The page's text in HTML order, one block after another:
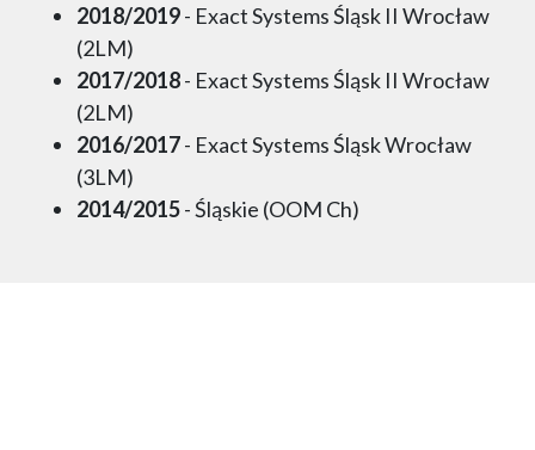
2018/2019- Exact Systems Śląsk II Wrocław
(2LM)
2017/2018- Exact Systems Śląsk II Wrocław
(2LM)
2016/2017- Exact Systems Śląsk Wrocław
(3LM)
2014/2015- Śląskie (OOM Ch)